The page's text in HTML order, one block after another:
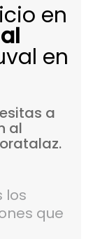
en
en
a
al
los
que